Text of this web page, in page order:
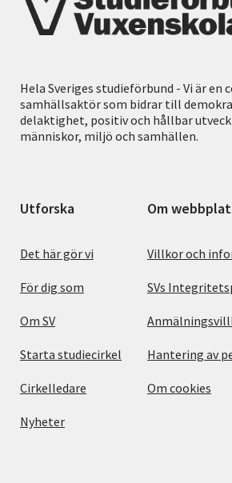
Hela Sveriges studieförbund - Vi är en
samhällsaktör som bidrar till
delaktighet, positiv och hållbar
människor, miljö och samhällen.
Utforska
Det här gör vi
För dig som
Om SV
Starta studiecirkel
Cirkelledare
Nyheter
Om
Villkor och
SVs
Hantering av
Om cookies